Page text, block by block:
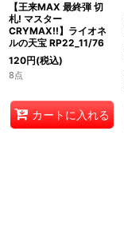
【王来MAX 最終弾 切
札! マスター
CRYMAX!!】ライオネ
ルの天宝 RP22_11/76
120円(税込)
8点
カートに入れる